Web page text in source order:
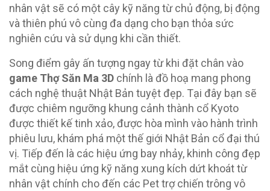
nhân vật sẽ có một cây kỹ năng từ chủ động, bị động
và thiên phú vô cùng đa dạng cho bạn thỏa sức
nghiên cứu và sử dụng khi cần thiết.
Song điểm gây ấn tượng ngay từ khi đặt chân vào
game Thợ Săn Ma 3D chính là đồ hoạ mang phong
cách nghệ thuật Nhật Bản tuyệt đẹp. Tại đây bạn sẽ
được chiêm ngưỡng khung cảnh thành cổ Kyoto
được thiết kế tinh xảo, được hòa mình vào hành trình
phiêu lưu, khám phá một thế giới Nhật Bản cổ đại thú
vị. Tiếp đến là các hiệu ứng bay nhảy, khinh công đẹp
mắt cùng hiệu ứng kỹ năng xung kích dứt khoát từ
nhân vật chính cho đến các Pet trợ chiến trông vô